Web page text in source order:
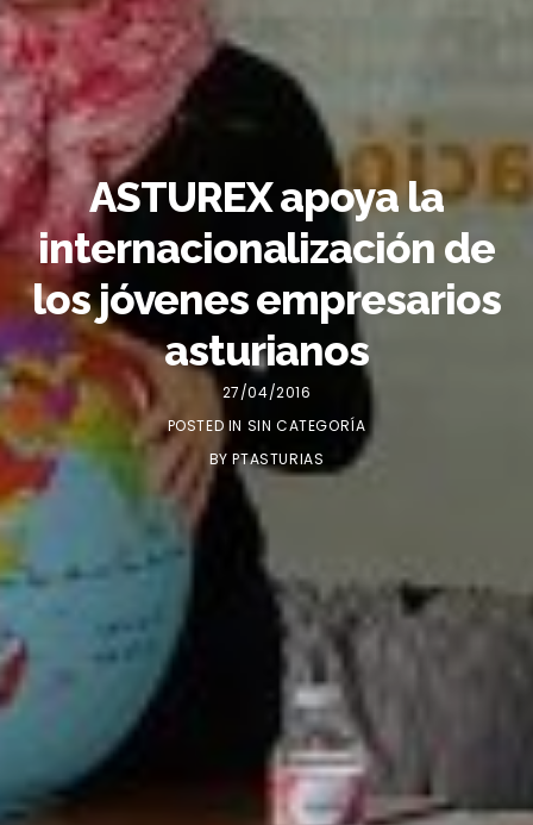
ASTUREX apoya la
internacionalización de
los jóvenes empresarios
asturianos
27/04/2016
POSTED IN SIN CATEGORÍA
BYPTASTURIAS